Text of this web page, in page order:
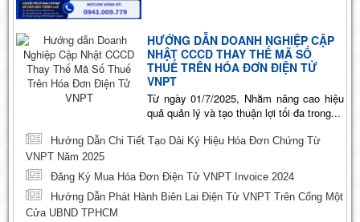
HƯỚNG DẪN DOANH NGHIỆP CẬP
NHẬT CCCD THAY THẾ MÃ SỐ
THUẾ TRÊN HÓA ĐƠN ĐIỆN TỬ
VNPT
Từ ngày 01/7/2025, Nhằm nâng cao hiệu
quả quản lý và tạo thuận lợi tối đa trong...
Hướng Dẫn Chi Tiết Tạo Dải Ký Hiệu Hóa Đơn Chứng Từ
VNPT Năm 2025
Đăng Ký Mua Hóa Đơn Điện Tử VNPT Invoice 2024
Hướng Dẫn Phát Hành Biên Lai Điện Tử VNPT Trên Cổng Một
Cửa UBND TPHCM